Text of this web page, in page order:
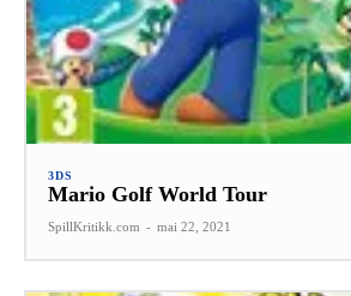
3DS
Mario Golf World Tour
SpillKritikk.com - mai 22, 2021